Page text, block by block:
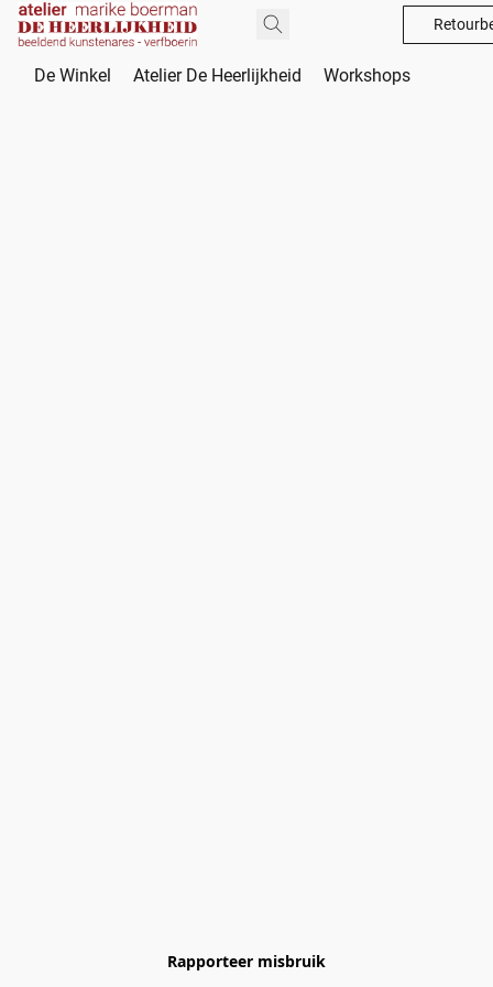
De Winkel Atelier De Heerlijkheid Workshops
Rapporteer misbruik